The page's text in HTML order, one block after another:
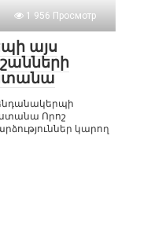
1 956 Просмотр
այս
Որոշ
կարող